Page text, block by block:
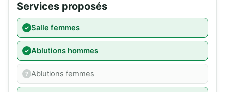
Services proposés
Salle femmes
Ablutions hommes
Ablutions femmes